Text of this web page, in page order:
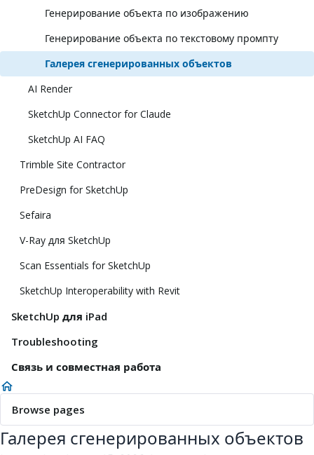
Генерирование объекта по изображению
Генерирование объекта по текстовому промпту
Галерея сгенерированных объектов
AI Render
SketchUp Connector for Claude
SketchUp AI FAQ
Trimble Site Contractor
PreDesign for SketchUp
Sefaira
V-Ray для SketchUp
Scan Essentials for SketchUp
SketchUp Interoperability with Revit
SketchUp для iPad
Troubleshooting
Связь и совместная работа
Browse pages
Галерея сгенерированных объектов